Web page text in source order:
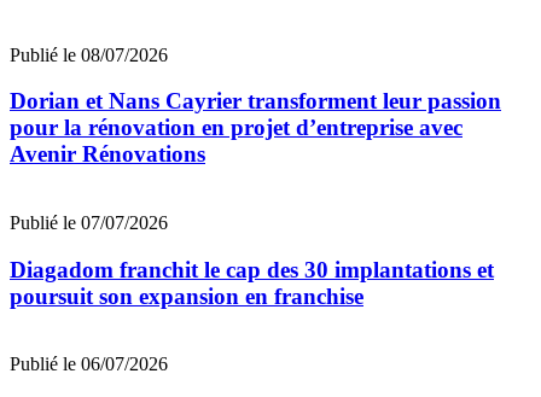
Publié le 08/07/2026
Dorian et Nans Cayrier transforment leur passion
pour la rénovation en projet d’entreprise avec
Avenir Rénovations
Publié le 07/07/2026
Diagadom franchit le cap des 30 implantations et
poursuit son expansion en franchise
Publié le 06/07/2026